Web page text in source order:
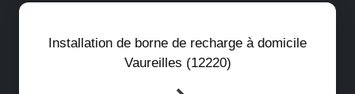
Installation de borne de recharge à domicile
Vaureilles (12220)